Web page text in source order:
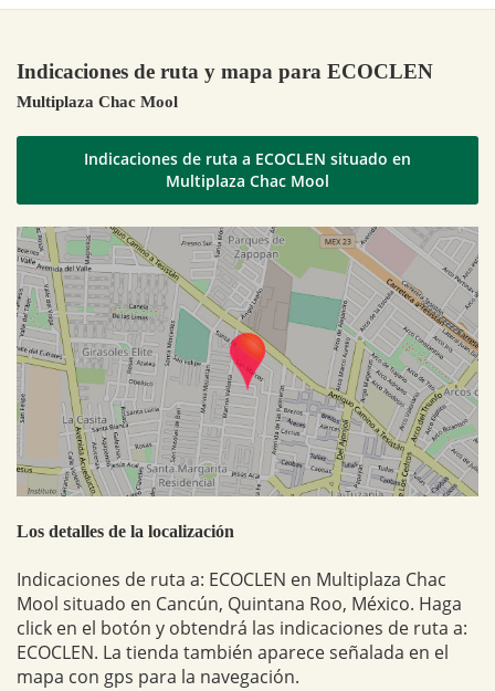
Indicaciones de ruta y mapa para ECOCLEN
Multiplaza Chac Mool
Indicaciones de ruta a ECOCLEN situado en
Multiplaza Chac Mool
Los detalles de la localización
Indicaciones de ruta a: ECOCLEN en Multiplaza Chac
Mool situado en Cancún, Quintana Roo, México. Haga
click en el botón y obtendrá las indicaciones de ruta a:
ECOCLEN. La tienda también aparece señalada en el
mapa con gps para la navegación.